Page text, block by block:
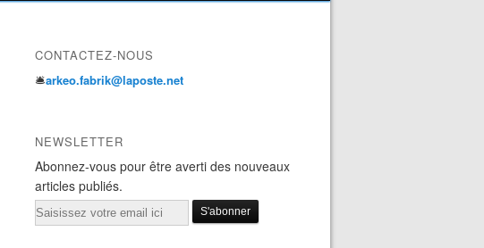
CONTACTEZ-NOUS
🛎arkeo.fabrik@laposte.net
NEWSLETTER
Abonnez-vous pour être averti des nouveaux
articles publiés.
Email